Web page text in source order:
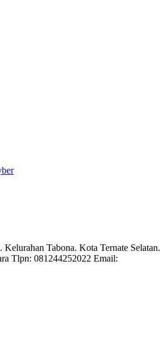
Kelurahan Tabona. Kota Ternate Selatan.
Tlpn: 081244252022 Email: